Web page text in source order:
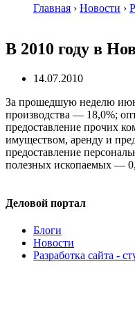
Главная › Новости ›
В 2010 году в
14.07.2010
За прошедшую неделю
производства — 18,0%;
предоставление прочих
имуществом, аренду и
предоставление
полезных ископаемых —
Деловой портал
Блоги
Новости
Разработка сайта -